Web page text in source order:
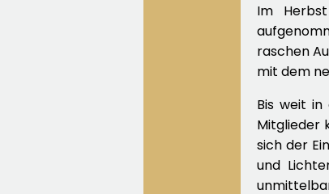
Im
raschen
mit dem
Bis weit
Mitglieder
sich der
und